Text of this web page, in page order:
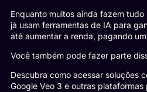
Enquanto muitos ainda fazem
já usam ferramentas de IA para
até aumentar a renda, pagando
Você também pode fazer parte
Descubra como acessar soluções
Google Veo 3 e outras